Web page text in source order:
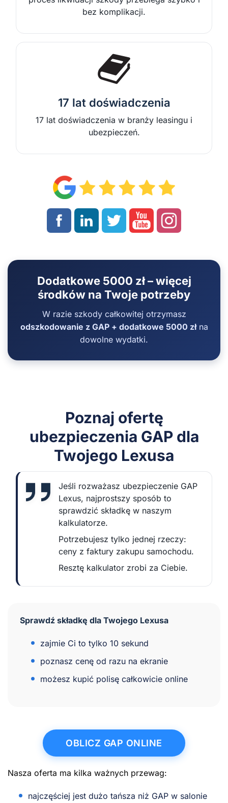
bez komplikacji.
17 lat doświadczenia
17 lat doświadczenia w branży leasingu i
ubezpieczeń.
Dodatkowe 5000 zł – więcej
środków na Twoje potrzeby
W razie szkody całkowitej otrzymasz
odszkodowanie z GAP + dodatkowe 5000 złna
dowolne wydatki.
Poznaj ofertę
ubezpieczenia GAP dla
Twojego Lexusa
Jeśli rozważasz ubezpieczenie GAP
Lexus, najprostszy sposób to
sprawdzić składkę w naszym
kalkulatorze.
Potrzebujesz tylko jednej rzeczy:
ceny z faktury zakupu samochodu.
Resztę kalkulator zrobi za Ciebie.
Sprawdź składkę dla Twojego Lexusa
zajmie Ci to tylko 10 sekund
poznasz cenę od razu na ekranie
możesz kupić polisę całkowicie online
OBLICZ GAP ONLINE
Nasza oferta ma kilka ważnych przewag:
najczęściej jest dużo tańsza niż GAP w salonie